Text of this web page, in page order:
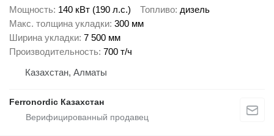
Мощность 140 кВт (190 л.с.) Топливо дизель
Макс. толщина укладки 300 мм
Ширина укладки 7 500 мм
Производительность 700 т/ч
Казахстан, Алматы
Ferronordic Казахстан